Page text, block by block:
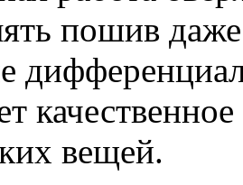
пошив
вещей.